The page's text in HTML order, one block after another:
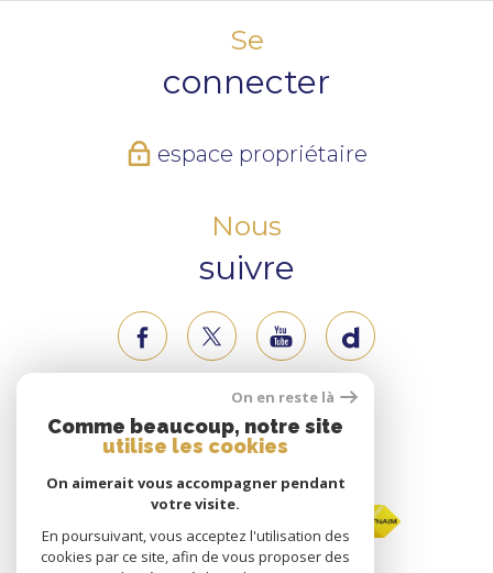
Se
connecter
espace propriétaire
Nous
suivre
Nous
adhérons
On en reste là
Comme beaucoup, notre site
utilise les cookies
On aimerait vous accompagner pendant
votre visite.
En poursuivant, vous acceptez l'utilisation des
cookies par ce site, afin de vous proposer des